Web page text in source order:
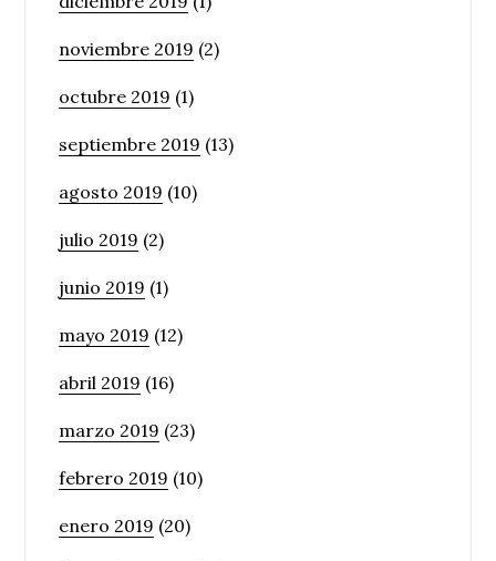
noviembre 2019 (2)
octubre 2019 (1)
septiembre 2019 (13)
agosto 2019 (10)
julio 2019 (2)
junio 2019 (1)
mayo 2019 (12)
abril 2019 (16)
marzo 2019 (23)
febrero 2019 (10)
enero 2019 (20)